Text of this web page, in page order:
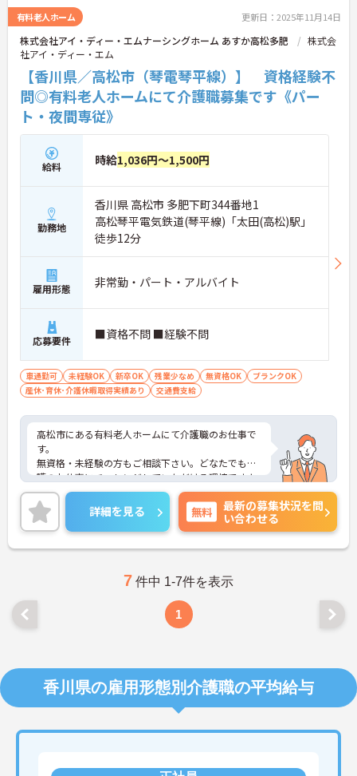
有料老人ホーム 更新日：2025年11月14日
株式会社アイ・ディー・エムナーシングホーム あすか高松多肥
株式会
社アイ・ディー・エム
【香川県／高松市（琴電琴平線）】 資格経験不
問◎有料老人ホームにて介護職募集です《パー
ト・夜間専従》
給料 時給1,036円～1,500円
勤務地
香川県 高松市 多肥下町344番地1
高松琴平電気鉄道(琴平線)「太田(高松)駅」
徒歩12分
雇用形態 非常勤・パート・アルバイト
応募要件 ■資格不問 ■経験不問
車通勤可 未経験OK 新卒OK 残業少なめ 無資格OK
ブランクOK
産休･育休･介護休暇取得実績あり
交通費支給
高松市にある有料老人ホームにて介護職のお仕事で
す。
無資格・未経験の方もご相談下さい。どなたでも介
護のお仕事にチャレンジしていただける環境ですよ
♪
夜勤のみのご勤務で、残業時時間はありません。プ
ライベートとメリハリをつけてご勤務できます。
ご興味がある方は是非一度マイナビまでお問い合わ
せください。さらに詳細などお伝えします！
詳細を見る 無料
最新の募集状況を問
い合わせる
7 件中 1-7件を表示
1
香川県の雇用形態別介護職の平均給与